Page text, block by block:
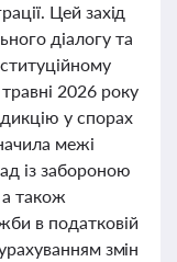
Цей захід
діалогу та
2026 року
у спорах
межі
із забороною
також
в податковій
змін